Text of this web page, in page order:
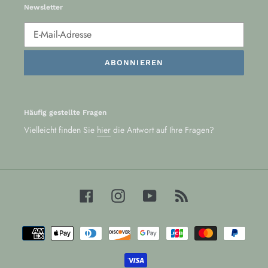
Newsletter
ABONNIEREN
Häufig gestellte Fragen
Vielleicht finden Sie hier die Antwort auf Ihre Fragen?
FacebookInstagramYouTube
Zahlungsarten